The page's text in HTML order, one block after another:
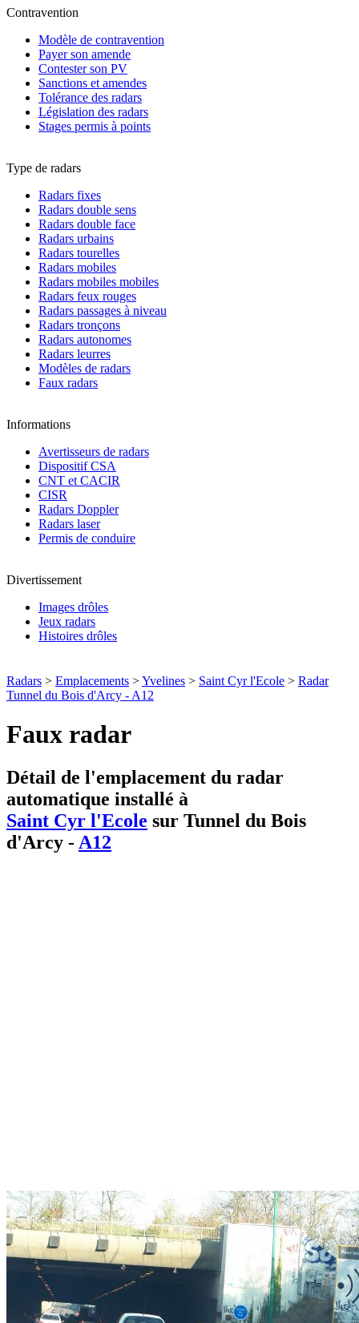
Contravention
Modèle de contravention
Payer son amende
Contester son PV
Sanctions et amendes
Tolérance des radars
Législation des radars
Stages permis à points
Type de radars
Radars fixes
Radars double sens
Radars double face
Radars urbains
Radars tourelles
Radars mobiles
Radars mobiles mobiles
Radars feux rouges
Radars passages à niveau
Radars tronçons
Radars autonomes
Radars leurres
Modèles de radars
Faux radars
Informations
Avertisseurs de radars
Dispositif CSA
CNT et CACIR
CISR
Radars Doppler
Radars laser
Permis de conduire
Divertissement
Images drôles
Jeux radars
Histoires drôles
Radars > Emplacements >Yvelines > Saint Cyr l'Ecole > Radar
Tunnel du Bois d'Arcy - A12
Faux radar
Détail de l'emplacement du radar
automatique installé à
Saint Cyr l'Ecole sur Tunnel du Bois
d'Arcy - A12